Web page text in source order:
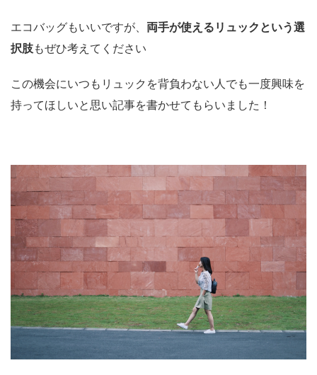
エコバッグもいいですが、 両手が使えるリュックという選
択肢もぜひ考えてください
この機会にいつもリュックを背負わない人でも一度興味を
持ってほしいと思い記事を書かせてもらいました！